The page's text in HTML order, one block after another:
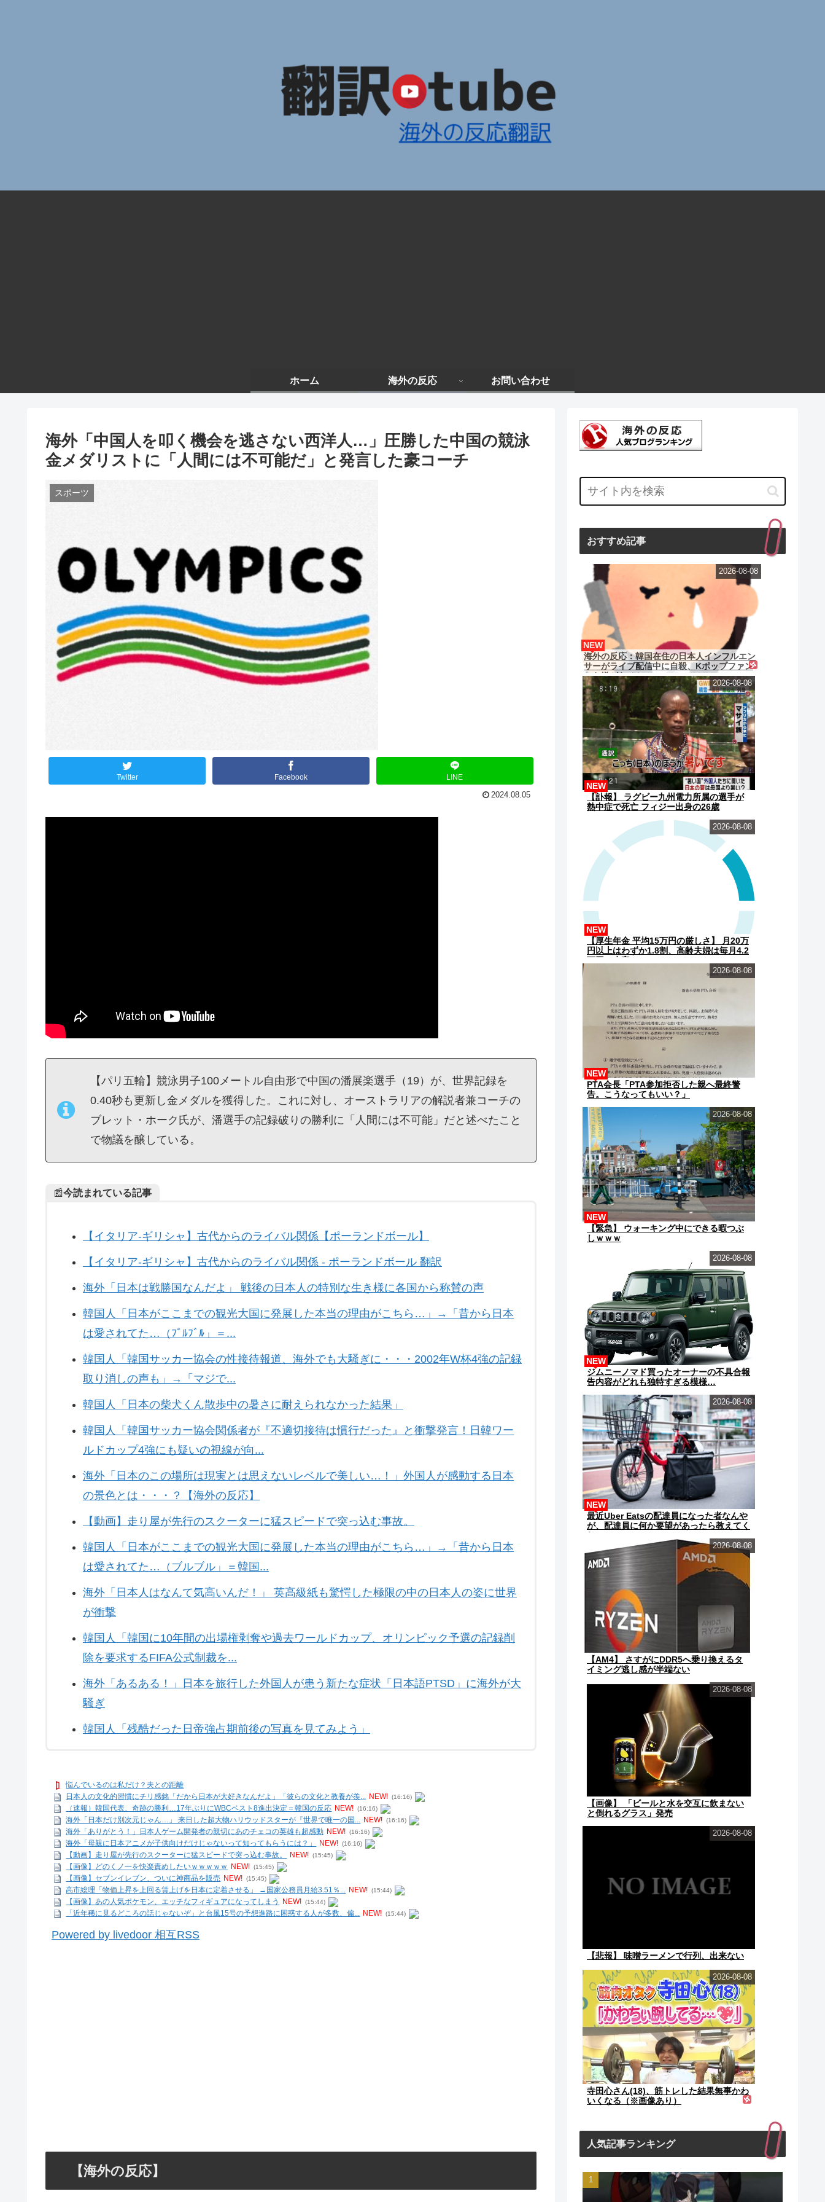
ホーム 海外の反応 お問い合わせ
海外「中国人を叩く機会を逃さない西洋人…」圧勝した中国の競泳
金メダリストに「人間には不可能だ」と発言した豪コーチ
スポーツ
Twitter Facebook LINE
2024.08.05
【パリ五輪】競泳男子100メートル自由形で中国の潘展楽選手（19）が、世界記録を
0.40秒も更新し金メダルを獲得した。これに対し、オーストラリアの解説者兼コーチの
ブレット・ホーク氏が、潘選手の記録破りの勝利に「人間には不可能」だと述べたこと
で物議を醸している。
📰今読まれている記事
【イタリア-ギリシャ】古代からのライバル関係【ポーランドボール】
【イタリア-ギリシャ】古代からのライバル関係 - ポーランドボール 翻訳
海外「日本は戦勝国なんだよ」 戦後の日本人の特別な生き様に各国から称賛の声
韓国人「日本がここまでの観光大国に発展した本当の理由がこちら…」→「昔から日本
は愛されてた…（ﾌﾞﾙﾌﾞﾙ」＝...
韓国人「韓国サッカー協会の性接待報道、海外でも大騒ぎに・・・2002年W杯4強の記録
取り消しの声も」→「マジで...
韓国人「日本の柴犬くん散歩中の暑さに耐えられなかった結果」
韓国人「韓国サッカー協会関係者が『不適切接待は慣行だった』と衝撃発言！日韓ワー
ルドカップ4強にも疑いの視線が向...
海外「日本のこの場所は現実とは思えないレベルで美しい…！」外国人が感動する日本
の景色とは・・・？【海外の反応】
【動画】走り屋が先行のスクーターに猛スピードで突っ込む事故。
韓国人「日本がここまでの観光大国に発展した本当の理由がこちら…」→「昔から日本
は愛されてた…（ブルブル」＝韓国...
海外「日本人はなんて気高いんだ！」 英高級紙も驚愕した極限の中の日本人の姿に世界
が衝撃
韓国人「韓国に10年間の出場権剥奪や過去ワールドカップ、オリンピック予選の記録削
除を要求するFIFA公式制裁を...
海外「あるある！」日本を旅行した外国人が患う新たな症状「日本語PTSD」に海外が大
騒ぎ
韓国人「残酷だった日帝強占期前後の写真を見てみよう」
悩んでいるのは私だけ？夫との距離
日本人の文化的習慣にチリ感銘「だから日本が大好きなんだよ」「彼らの文化と教養が羨... NEW! (16:16)
（速報）韓国代表、奇跡の勝利…17年ぶりにWBCベスト8進出決定＝韓国の反応 NEW! (16:16)
海外「日本だけ別次元じゃん…」 来日した超大物ハリウッドスターが『世界で唯一の国... NEW! (16:16)
海外「ありがとう！」日本人ゲーム開発者の親切にあのチェコの英雄も超感動 NEW! (16:16)
海外「母親に日本アニメが子供向けだけじゃないって知ってもらうには？」 NEW! (16:16)
【動画】走り屋が先行のスクーターに猛スピードで突っ込む事故。 NEW! (15:45)
【画像】どのくノ一を快楽責めしたいｗｗｗｗｗ NEW! (15:45)
【画像】セブンイレブン、ついに神商品を販売 NEW! (15:45)
高市総理「物価上昇を上回る賃上げを日本に定着させる」 →国家公務員月給3.51％... NEW! (15:44)
【画像】あの人気ポケモン、エッチなフィギュアになってしまう NEW! (15:44)
「近年稀に見るどころの話じゃないぞ」と台風15号の予想進路に困惑する人が多数、偏... NEW! (15:44)
Powered by livedoor 相互RSS
【海外の反応】
おすすめ記事
海外の反応：韓国在住の日本人インフルエン
サーがライブ配信中に自殺、Kポップファン
から嫌がらせか
NEW
2026-08-08
【訃報】 ラグビー九州電力所属の選手が
熱中症で死亡 フィジー出身の26歳
NEW
2026-08-08
【厚生年金 平均15万円の厳しさ】 月20万
円以上はわずか1.8割、高齢夫婦は毎月4.2
NEW
2026-08-08
PTA会長「PTA参加拒否した親へ最終警
告。こうなってもいい？」
NEW
2026-08-08
【緊急】 ウォーキング中にできる暇つぶ
しｗｗｗ
NEW
2026-08-08
ジムニーノマド買ったオーナーの不具合報
告内容がどれも独特すぎる模様…
NEW
2026-08-08
最近Uber Eatsの配達員になった者なんや
が、配達員に何か要望があったら教えてく
NEW
2026-08-08
【AM4】 さすがにDDR5へ乗り換えるタ
イミング逃し感が半端ない
2026-08-08
【画像】 「ビールと水を交互に飲まない
と倒れるグラス」発売
2026-08-08
【悲報】 味噌ラーメンで行列、出来ない
2026-08-08
寺田心さん(18)、筋トレした結果無事かわ
いくなる（※画像あり）
2026-08-08
人気記事ランキング